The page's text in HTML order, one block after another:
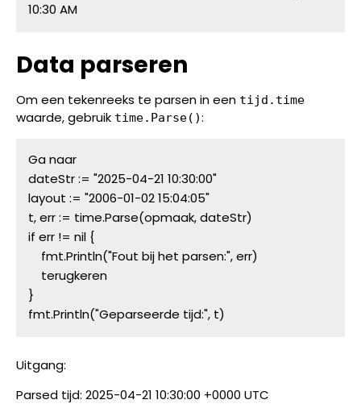
10:30 AM
Data parseren
Om een tekenreeks te parsen in een tijd.time
waarde, gebruik time.Parse():
Ga naar
dateStr := "2025-04-21 10:30:00"
layout := "2006-01-02 15:04:05"
t, err := time.Parse(opmaak, dateStr)
if err != nil {
fmt.Println("Fout bij het parsen:", err)
terugkeren
}
fmt.Println("Geparseerde tijd:", t)
Uitgang:
Parsed tijd: 2025-04-21 10:30:00 +0000 UTC